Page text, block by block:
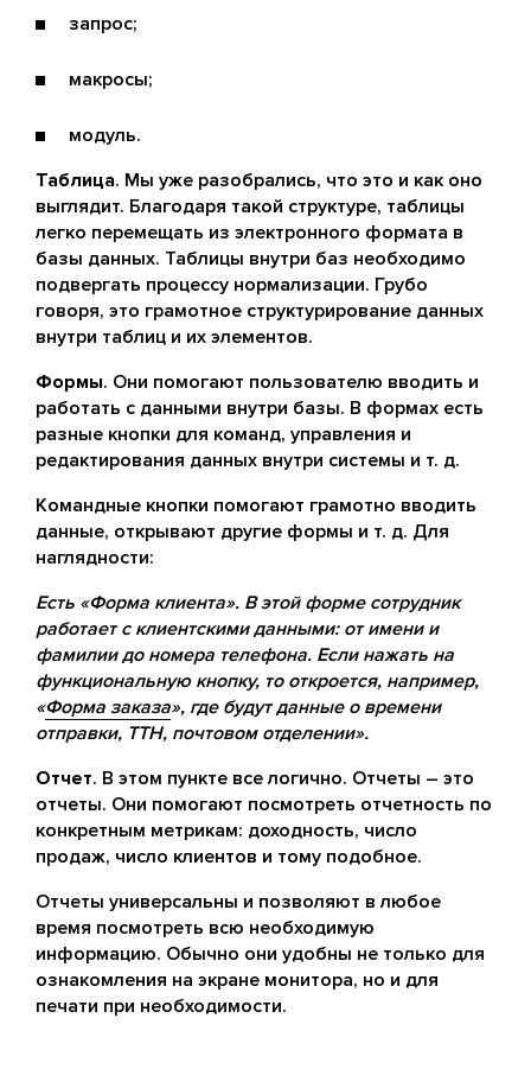
запрос;
макросы;
модуль.
Таблица. Мы уже разобрались, что это и как оно
выглядит. Благодаря такой структуре, таблицы
легко перемещать из электронного формата в
базы данных. Таблицы внутри баз необходимо
подвергать процессу нормализации. Грубо
говоря, это грамотное структурирование данных
внутри таблиц и их элементов.
Формы. Они помогают пользователю вводить и
работать с данными внутри базы. В формах есть
разные кнопки для команд, управления и
редактирования данных внутри системы и т. д.
Командные кнопки помогают грамотно вводить
данные, открывают другие формы и т. д. Для
наглядности:
Есть «Форма клиента». В этой форме сотрудник
работает с клиентскими данными: от имени и
фамилии до номера телефона. Если нажать на
функциональную кнопку, то откроется, например,
«Форма заказа», где будут данные о времени
отправки, ТТН, почтовом отделении».
Отчет. В этом пункте все логично. Отчеты – это
отчеты. Они помогают посмотреть отчетность по
конкретным метрикам: доходность, число
продаж, число клиентов и тому подобное.
Отчеты универсальны и позволяют в любое
время посмотреть всю необходимую
информацию. Обычно они удобны не только для
ознакомления на экране монитора, но и для
печати при необходимости.